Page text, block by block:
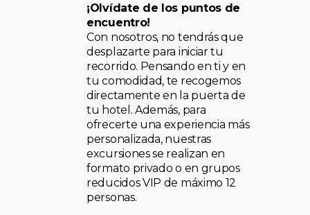
¡Olvídate de los puntos de
encuentro!
Con nosotros, no tendrás que
desplazarte para iniciar tu
recorrido. Pensando en ti y en
tu comodidad, te recogemos
directamente en la puerta de
tu hotel. Además, para
ofrecerte una experiencia más
personalizada, nuestras
excursiones se realizan en
formato privado o en grupos
reducidos VIP de máximo 12
personas.